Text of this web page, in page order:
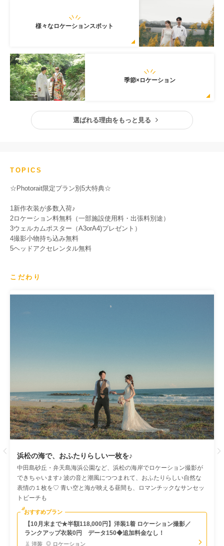
様々なロケーションスポット
季節×ロケーション
選ばれる理由をもっと見る
TOPICS
☆Photorait限定プラン別5大特典☆
1新作衣装が多数入荷♪
2ロケーション料無料（一部施設使用料・出張料別途）
3ウェルカムポスター（A3orA4)プレゼント）
4撮影小物持ち込み無料
5ヘッドアクセレンタル無料
こだわり
浜松の海で、おふたりらしい一枚を♪
中田島砂丘・弁天島海浜公園など、浜松の海岸でロケーション撮影が
できちゃいます♪ 波の音と潮風につつまれて、おふたりらしい自然な
表情の１枚を♡ 青い空と海が映える昼間も、ロマンチックなサンセッ
トビーチも
おすすめプラン
【10月末まで★半額118,000円】洋装1着 ロケーション撮影／
ランクアップ衣装0円 データ150◆追加料金なし！
洋装 ロケーション